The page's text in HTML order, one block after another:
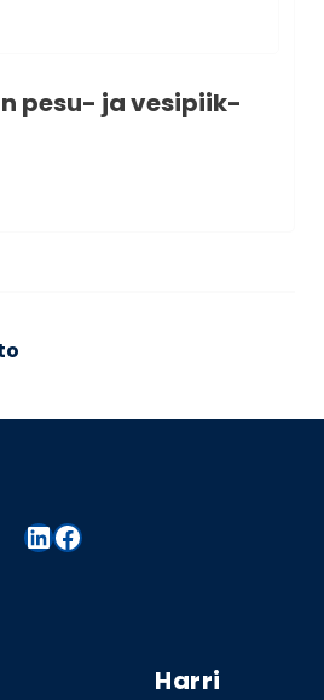
pesu- ja vesi­piik­
LinkedIn
Facebook
Harri